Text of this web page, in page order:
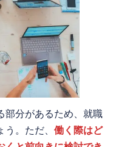
部分があるため、就職
。ただ、 働く際はど